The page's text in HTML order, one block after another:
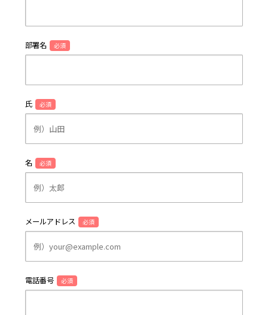
部署名 必須
氏 必須
名 必須
メールアドレス 必須
電話番号 必須